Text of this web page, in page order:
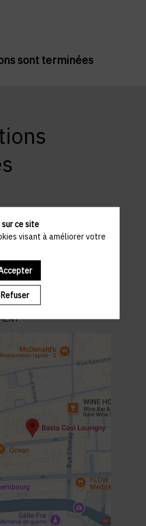
sont terminées
Ville-Haute Luxembourg
Monterey ou Parking
Esprit
ce site
visant à améliorer votre
Refuser